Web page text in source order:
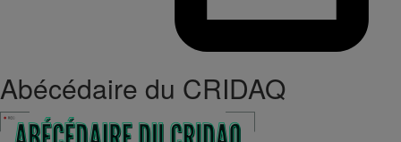
Abécédaire du CRIDAQ